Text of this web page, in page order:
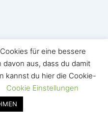
byAstra-WordPress-Theme
für eine bessere
aus, dass du damit
kannst du hier die Cookie-
Cookie Einstellungen